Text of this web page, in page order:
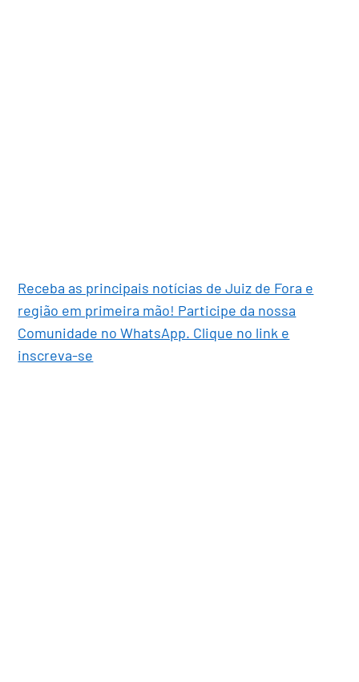
Receba as principais notícias de Juiz de Fora e
região em primeira mão! Participe da nossa
Comunidade no WhatsApp. Clique no link e
inscreva-se